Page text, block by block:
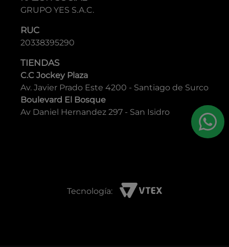
GRUPO YES S.A.C.
RUC
20338395290
TIENDAS
C.C Jockey Plaza
Av. Javier Prado Este 4200 - Santiago de Surco
Boulevard El Bosque
Av Daniel Hernandez 297 - San Isidro
Tecnología: